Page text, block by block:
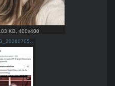
KB ,400x400